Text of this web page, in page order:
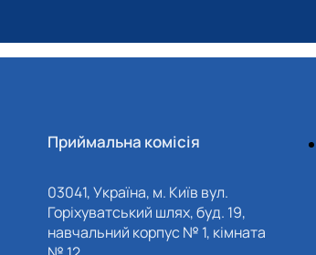
Приймальна комісія
03041, Україна, м. Київ вул.
Горіхуватський шлях, буд. 19,
навчальний корпус № 1, кімната